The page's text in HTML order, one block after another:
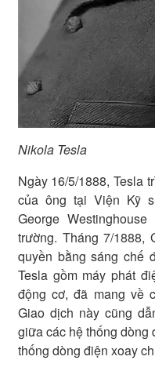
Nikola Tesla
Ngày 16/5/1888, Tesla
của ông tại Viện Kỹ
George
trường. Tháng 7/1888,
quyền bằng sáng chế
Tesla gồm máy phát
động cơ, đã mang về
Giao dịch này cũng
giữa các hệ thống dòng
thống dòng điện xoay